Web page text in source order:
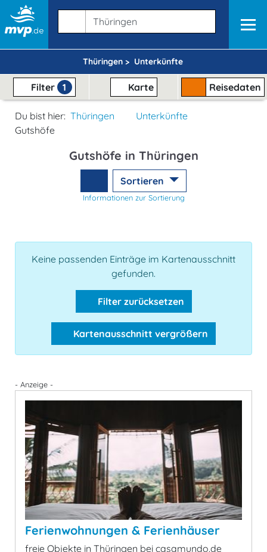
Thüringen > Unterkünfte
Filter 1 Karte Reisedaten
Du bist hier: Thüringen
Unterkünfte
Gutshöfe
Gutshöfe in Thüringen
Sortieren
Informationen zur Sortierung
Keine passenden Einträge im Kartenausschnitt
gefunden.
Filter zurücksetzen
Kartenausschnitt vergrößern
- Anzeige -
Ferienwohnungen & Ferienhäuser
freie Objekte in Thüringen bei casamundo.de